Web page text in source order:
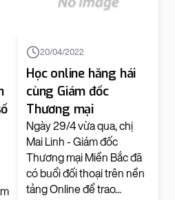
20/04/2022
Học online hăng hái
cùng Giám đốc
Thương mại
Ngày 29/4 vừa qua, chị
Mai Linh - Giám đốc
Thương mại Miền Bắc đã
có buổi đối thoại trên nền
tảng Online để trao...